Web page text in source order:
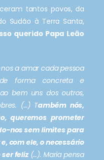
tantos povos, da
Sudão à Terra Santa,
querido Papa Leão
a amar cada pessoa
forma concreta e
bem uns dos outros,
(…) Também nós,
queremos prometer
nos sem limites para
com ele, o necessário
feliz(…). Maria pensa